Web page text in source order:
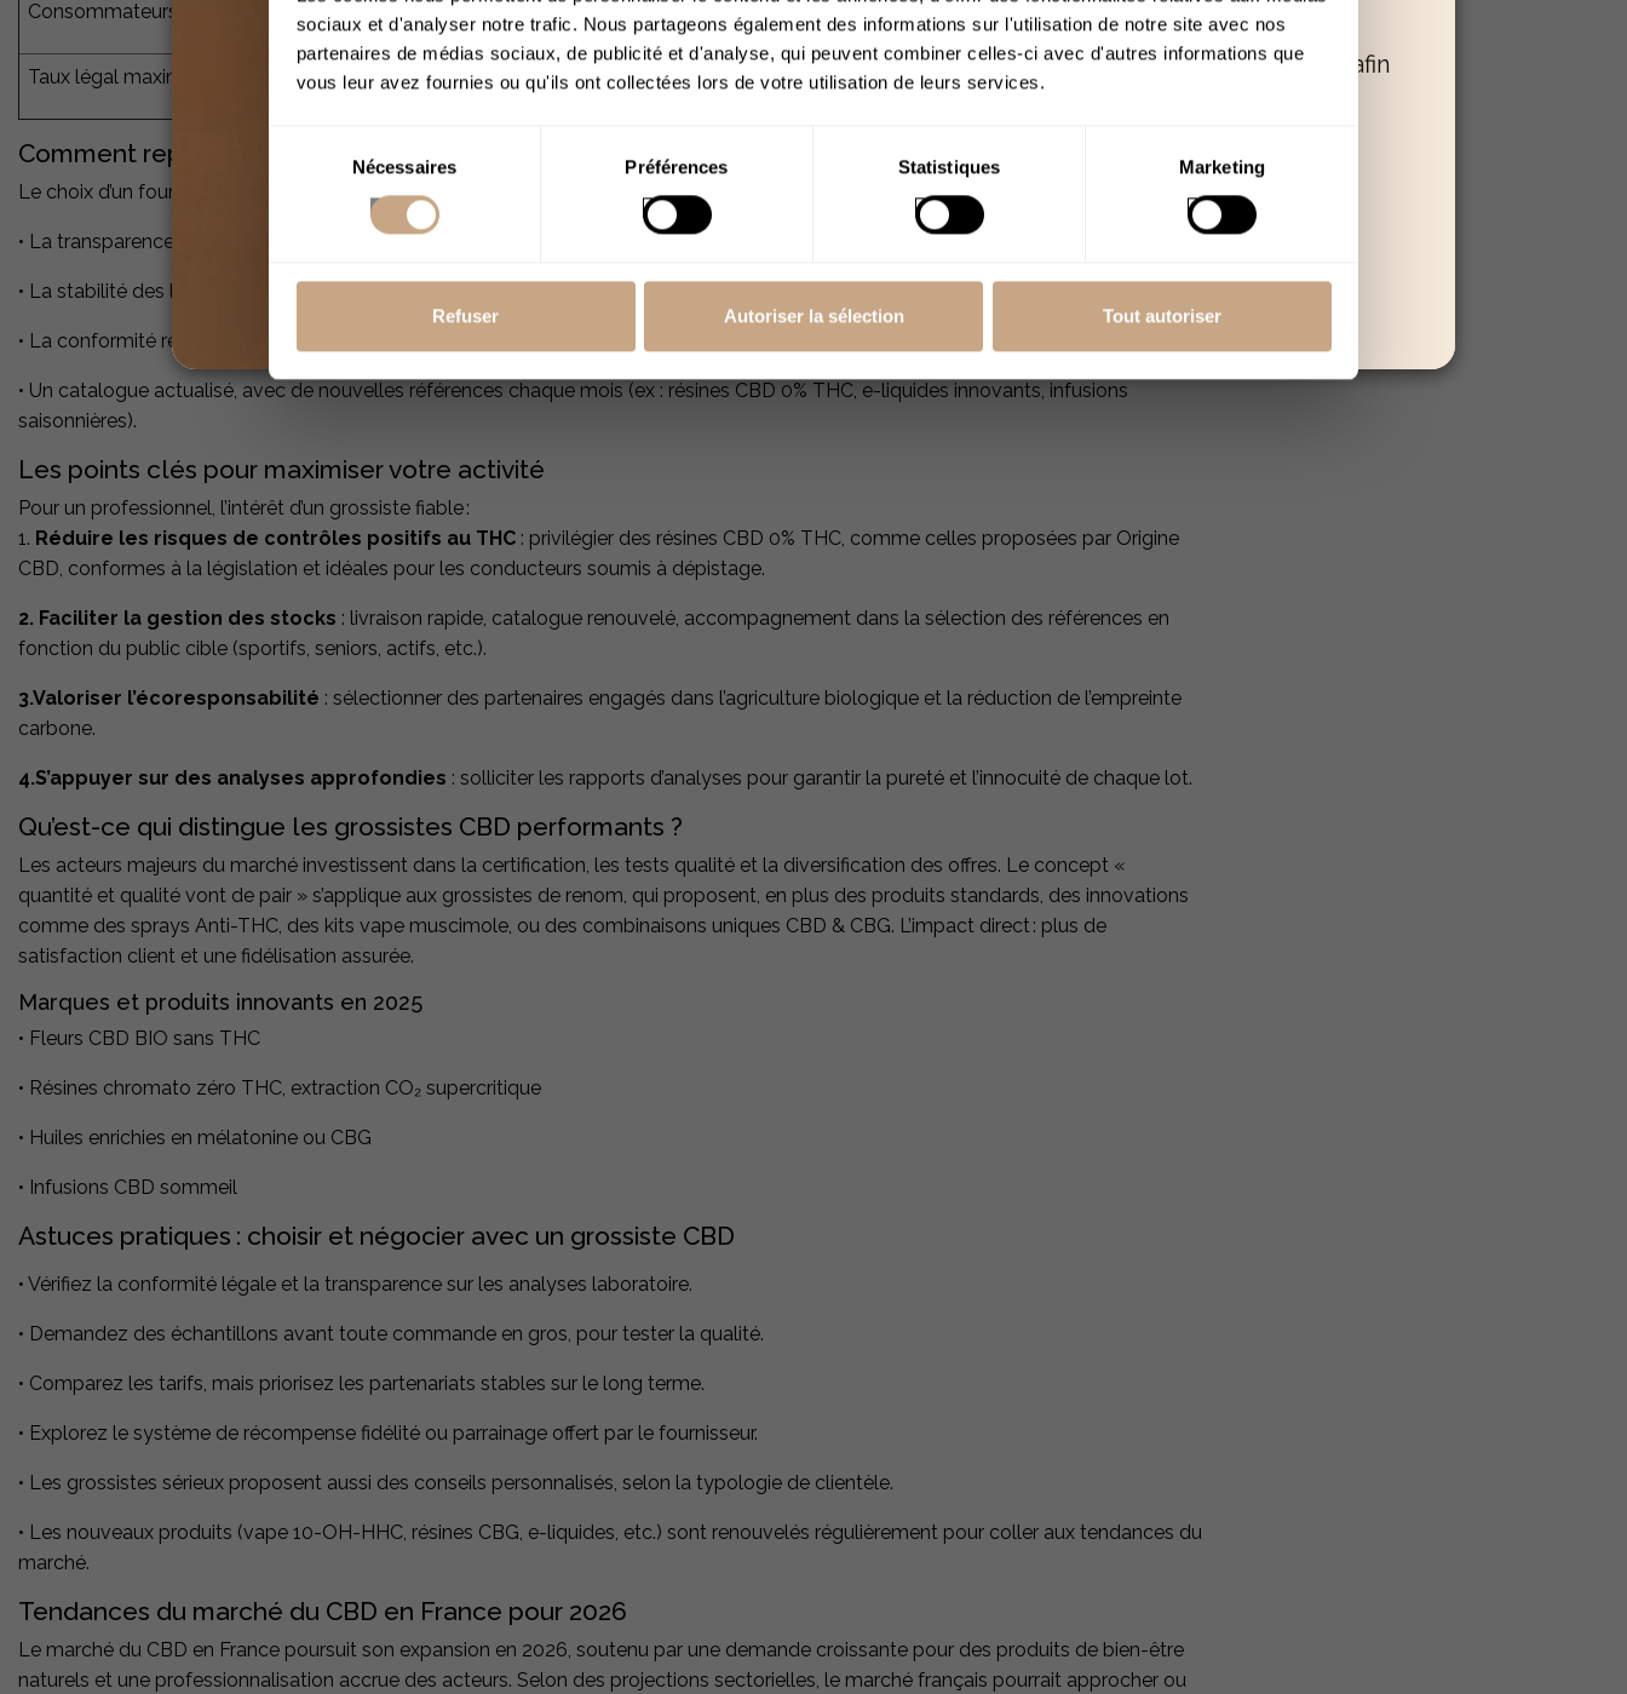
sociaux et d'analyser notre trafic. Nous partageons également des informations sur l'utilisation de notre site avec nos
partenaires de médias sociaux, de publicité et d'analyse, qui peuvent combiner celles-ci avec d'autres informations que
vous leur avez fournies ou qu'ils ont collectées lors de votre utilisation de leurs services.
consentement
Nécessaires Préférences Statistiques Marketing
Refuser Autoriser la sélection Tout autoriser
+18
Merci de bien vouloir confirmer votre âge afin
ans
Consommateurs réguliers Plus d’1 million
Taux légal maximal THC 0,3%
Comment repérer un grossiste CBD de confiance ?
Le choix d’un fournisseur se fait sur :
• La transparence (certificats accessibles, origine claire des cultures)
• La stabilité des livraisons (régularité d’approvisionnement, livraison rapide, service client réactif)
• La conformité réglementaire (tests, taux de THC sous la barre légale, conformité avec les normes ISO et GMP)
• Un catalogue actualisé, avec de nouvelles références chaque mois (ex : résines CBD 0% THC, e-liquides innovants, infusions
saisonnières).
Les points clés pour maximiser votre activité
Pour un professionnel, l’intérêt d’un grossiste fiable:
1. Réduire les risques de contrôles positifs au THC : privilégier des résines CBD 0% THC, comme celles proposées par Origine
CBD, conformes à la législation et idéales pour les conducteurs soumis à dépistage.
2. Faciliter la gestion des stocks : livraison rapide, catalogue renouvelé, accompagnement dans la sélection des références en
fonction du public cible (sportifs, seniors, actifs, etc.).
3.Valoriser l’écoresponsabilité : sélectionner des partenaires engagés dans l’agriculture biologique et la réduction de l’empreinte
carbone.
4.S’appuyer sur des analyses approfondies : solliciter les rapports d’analyses pour garantir la pureté et l’innocuité de chaque lot.
Qu’est-ce qui distingue les grossistes CBD performants ?
Les acteurs majeurs du marché investissent dans la certification, les tests qualité et la diversification des offres. Le concept «
quantité et qualité vont de pair » s’applique aux grossistes de renom, qui proposent, en plus des produits standards, des innovations
comme des sprays Anti-THC, des kits vape muscimole, ou des combinaisons uniques CBD & CBG. L’impact direct: plus de
satisfaction client et une fidélisation assurée.
Marques et produits innovants en 2025
• Fleurs CBD BIO sans THC
• Résines chromato zéro THC, extraction CO₂ supercritique
• Huiles enrichies en mélatonine ou CBG
• Infusions CBD sommeil
Astuces pratiques : choisir et négocier avec un grossiste CBD
• Vérifiez la conformité légale et la transparence sur les analyses laboratoire.
• Demandez des échantillons avant toute commande en gros, pour tester la qualité.
• Comparez les tarifs, mais priorisez les partenariats stables sur le long terme.
• Explorez le système de récompense fidélité ou parrainage offert par le fournisseur.
• Les grossistes sérieux proposent aussi des conseils personnalisés, selon la typologie de clientèle.
• Les nouveaux produits (vape 10-OH-HHC, résines CBG, e-liquides, etc.) sont renouvelés régulièrement pour coller aux tendances du
marché.
Tendances du marché du CBD en France pour 2026
Le marché du CBD en France poursuit son expansion en 2026, soutenu par une demande croissante pour des produits de bien-être
naturels et une professionnalisation accrue des acteurs. Selon des projections sectorielles, le marché français pourrait approcher ou